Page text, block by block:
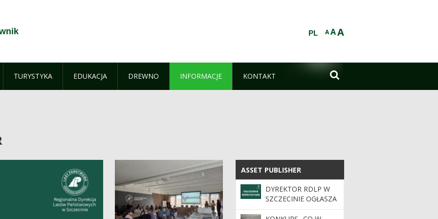
AAA
PL
TURYSTYKA EDUKACJA DREWNO INFORMACJE KONTAKT 
ASSET PUBLISHER
ASSET PUBLISHER
DYREKTOR RDLP W
SZCZECINIE OGŁASZA
KONKURS NA